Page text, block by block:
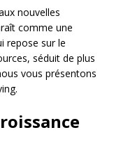
nouvelles
comme une
repose sur le
séduit de plus
vous présentons